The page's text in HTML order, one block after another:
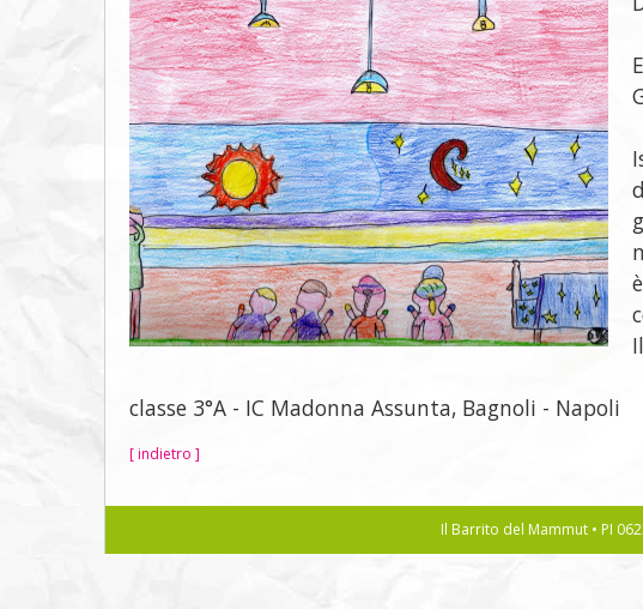
classe 3°A - IC Madonna Assunta, Bagnoli - Napoli
[ indietro ]
Il Barrito del Mammut • PI